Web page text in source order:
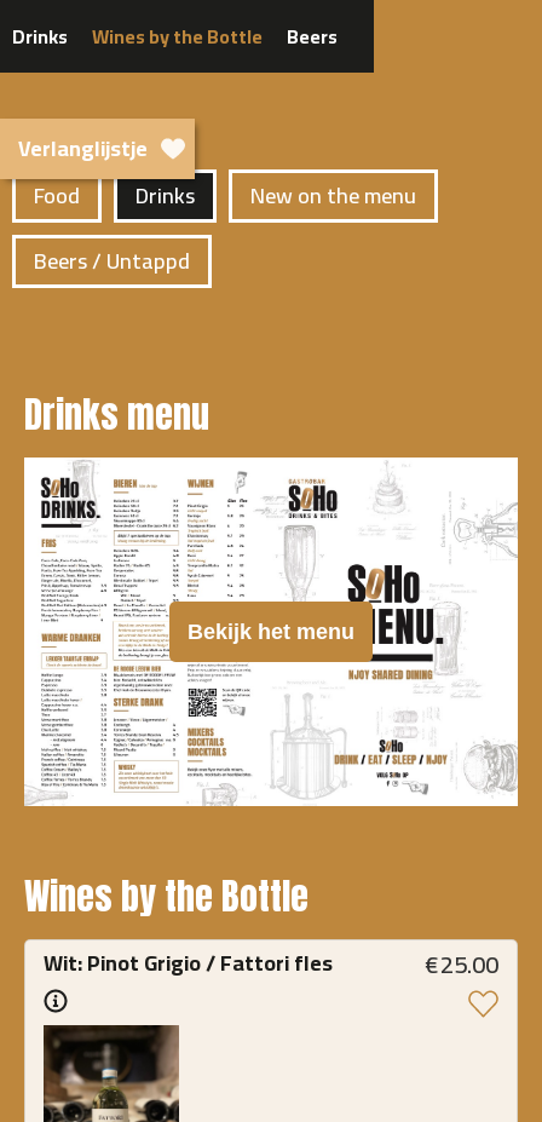
Drinks Wines by the Bottle Beers
Food Drinks
New on the menu
Beers / Untappd
Drinks menu
Bekijk het menu
Wines by the Bottle
Wit: Pinot Grigio / Fattori fles €25.00
Verlanglijstje